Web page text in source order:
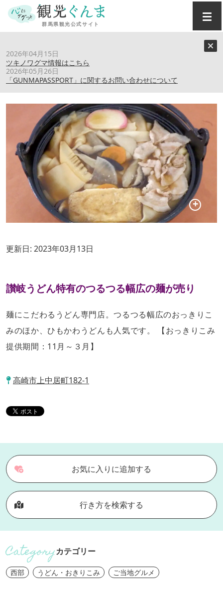
2026年04月15日
ツキノワグマ情報はこちら
2026年05月26日
「GUNMAPASSPORT」に関するお問い合わせについて
さぬきうどん めんいち
更新日: 2023年03月13日
讃岐うどん特有のつるつる幅広の麺が売り
麺にこだわるうどん専門店。つるつる幅広のおっきりこ
みのほか、ひもかわうどんも人気です。 【おっきりこみ
提供期間：11月～３月】
高崎市上中居町182-1
お気に入りに追加する
行き方を検索する
カテゴリー
西部 うどん・おきりこみ ご当地グルメ